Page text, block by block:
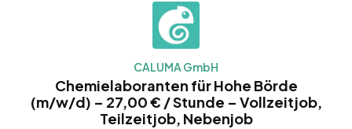
CALUMA GmbH
Chemielaboranten für Hohe Börde
(m/w/d) – 27,00 € / Stunde – Vollzeitjob,
Teilzeitjob, Nebenjob